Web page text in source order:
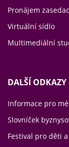
Pronájem
Virtuální sídlo
Multimediální
DALŠÍ ODKAZY
Informace pro
Slovníček
Festival pro děti